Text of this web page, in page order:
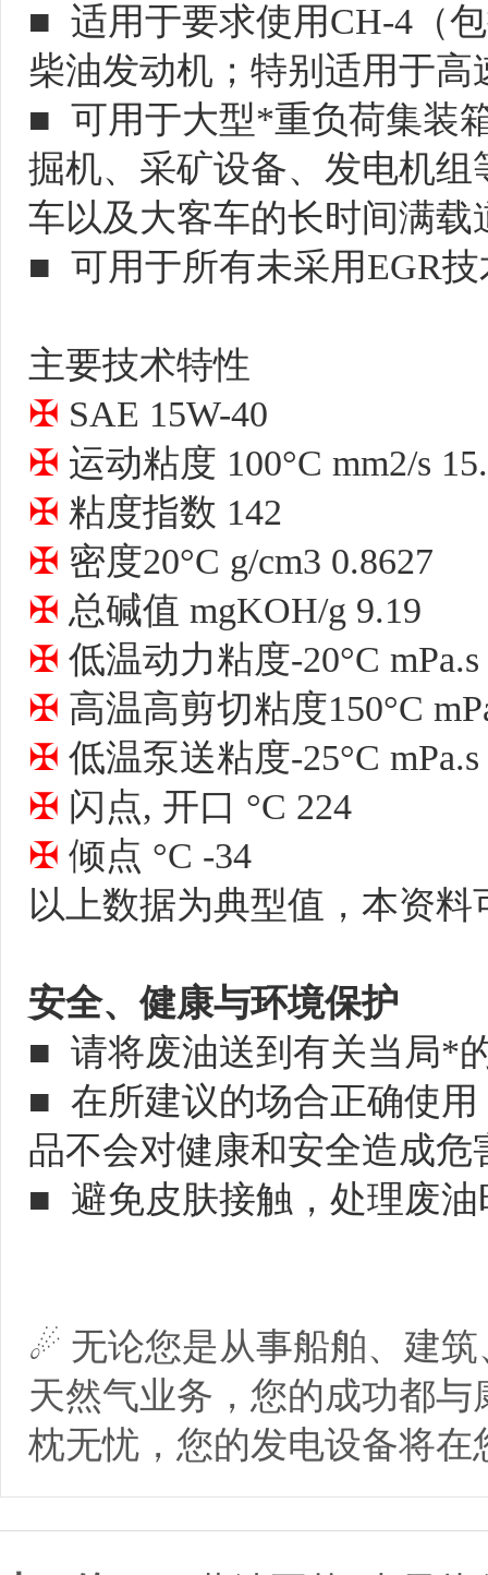
■  适用于要求使用CH-4（
柴油发动机；特别适用于
■  可用于大型*重负荷集装
掘机、采矿设备、发电机
车以及大客车的长时间满载
■  可用于所有未采用EGR
✠
✠
✠
✠
✠
✠
✠
✠
✠
✠ 倾点 °C -34
以上数据为典型值，本资
安全、健康与环境保护
■  请将废油送到有关当局*
■  在所建议的场合正确使
品不会对健康和安全造成危
■  避免皮肤接触，处理废
☄ 无论您是从事船舶、建
天然气业务，您的成功都
枕无忧，您的发电设备将在